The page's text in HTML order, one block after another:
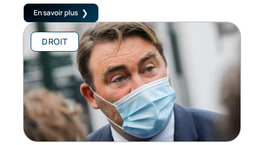
En savoir plus
DROIT